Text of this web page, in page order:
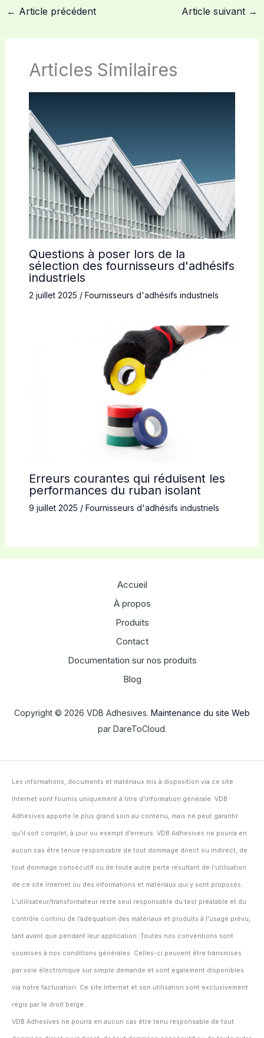
← Article précédent Article suivant →
Articles Similaires
Questions à poser lors de la
sélection des fournisseurs d'adhésifs
industriels
2 juillet 2025 / Fournisseurs d'adhésifs industriels
Erreurs courantes qui réduisent les
performances du ruban isolant
9 juillet 2025 / Fournisseurs d'adhésifs industriels
Accueil
À propos
Produits
Contact
Documentation sur nos produits
Blog
Copyright © 2026 VDB Adhesives. Maintenance du site Web
par DareToCloud.
Les informations, documents et matériaux mis à disposition via ce site
Internet sont fournis uniquement à titre d’information générale. VDB
Adhesives apporte le plus grand soin au contenu, mais ne peut garantir
qu’il soit complet, à jour ou exempt d’erreurs. VDB Adhesives ne pourra en
aucun cas être tenue responsable de tout dommage direct ou indirect, de
tout dommage consécutif ou de toute autre perte résultant de l’utilisation
de ce site Internet ou des informations et matériaux qui y sont proposés.
L’utilisateur/transformateur reste seul responsable du test préalable et du
contrôle continu de l’adéquation des matériaux et produits à l’usage prévu,
tant avant que pendant leur application. Toutes nos conventions sont
soumises à nos conditions générales. Celles-ci peuvent être transmises
par voie électronique sur simple demande et sont également disponibles
via notre facturation. Ce site Internet et son utilisation sont exclusivement
régis par le droit belge.
VDB Adhesives ne pourra en aucun cas être tenu responsable de tout